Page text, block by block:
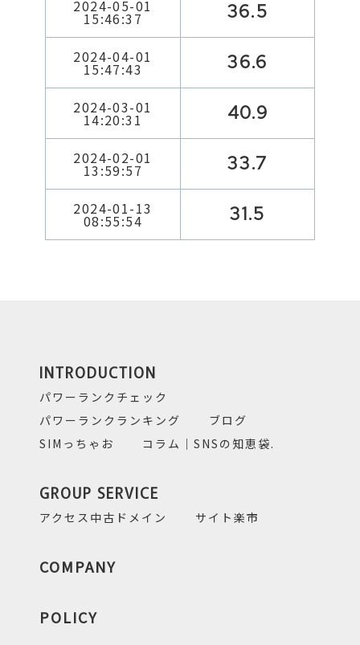
2024-05-01
15:46:37 36.5
2024-04-01
15:47:43 36.6
2024-03-01
14:20:31 40.9
2024-02-01
13:59:57 33.7
2024-01-13
08:55:54 31.5
INTRODUCTION
パワーランクチェック
パワーランクランキング
ブログ
SIMっちゃお
コラム｜SNSの知恵袋.
GROUP SERVICE
アクセス中古ドメイン サイト楽市
COMPANY
POLICY